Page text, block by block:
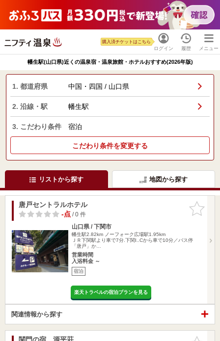
ログイン
購入済チケットはこちら
履歴 メニュー
幡生駅(山口県)近くの温泉宿・温泉旅館・ホテルおすすめ(2026年版)
1. 都道府県 中国・四国 / 山口県
2. 沿線・駅 幡生駅
3. こだわり条件 宿泊
こだわり条件を変更する
リストから探す 地図から探す
お気に入
りに追加
唐戸セントラルホテル
-点/ 0 件
山口県 / 下関市
幡生駅2.82km ノーフォーク広場駅1.95km
ＪＲ下関駅より車で7分.下関I..Cから車で10分／バス停
「唐戸」か…
営業時間
入浴料金 ～
宿泊
楽天トラベルの宿泊プランを見る
関連情報から探す
お気に入
関門の宿 源平荘